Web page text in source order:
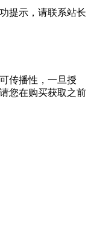
提示，请联系站长
传播性，一旦授
您在购买获取之前